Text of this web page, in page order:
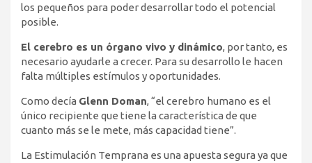
los pequeños para poder desarrollar todo el potencial
posible.
El cerebro es un órgano vivo y dinámico, por tanto, es
necesario ayudarle a crecer. Para su desarrollo le hacen
falta múltiples estímulos y oportunidades.
Como decía Glenn Doman, “el cerebro humano es el
único recipiente que tiene la característica de que
cuanto más se le mete, más capacidad tiene”.
La Estimulación Temprana es una apuesta segura ya que